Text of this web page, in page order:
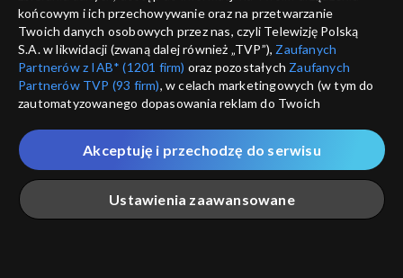
Gra słów. Krzyżówka
odc. 985
Gra słów. Krzyżówka
odc. 984
Gra słów. Krzyżówka
odc. 983
Gra słów. Krzyżówka
odc. 982
końcowym i ich przechowywanie oraz na przetwarzanie
Twoich danych osobowych przez nas, czyli Telewizję Polską
S.A. w likwidacji (zwaną dalej również „TVP”), Zaufanych
Partnerów z IAB* (1201 firm) oraz pozostałych Zaufanych
Partnerów TVP (93 firm), w celach marketingowych (w tym do
zautomatyzowanego dopasowania reklam do Twoich
które wskazujemy poniżej, a także zgody na udostępnianie
przez nas identyfikatora PPID do Google.
Twoje dane osobowe zbierane podczas odwiedzania przez
Ciebie naszych
poszczególnych serwisówzwanych dalej
„Portalem”, w tym informacje zapisywane za pomocą
Ustawienia zaawansowane
Akceptuję i przechodzę do serwisu